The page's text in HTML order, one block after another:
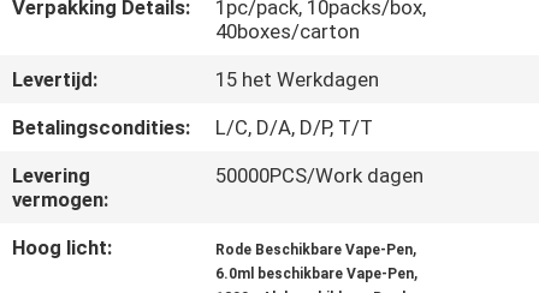
KWALITEITSCONTROLE
VERZOEK
OM
EEN
CITAAT
Verpakking Details:
1pc/pack, 10packs/box,
40boxes/carton
Levertijd:
15 het Werkdagen
Betalingscondities:
L/C, D/A, D/P, T/T
Levering
vermogen:
50000PCS/Work dagen
Hoog licht: Rode Beschikbare Vape-Pen,
6.0ml beschikbare Vape-Pen,